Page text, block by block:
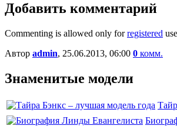
Добавить комментарий
Commenting is allowed only forregistered
Автор admin, 25.06.2013, 06:00 0 комм.
Знаменитые модели